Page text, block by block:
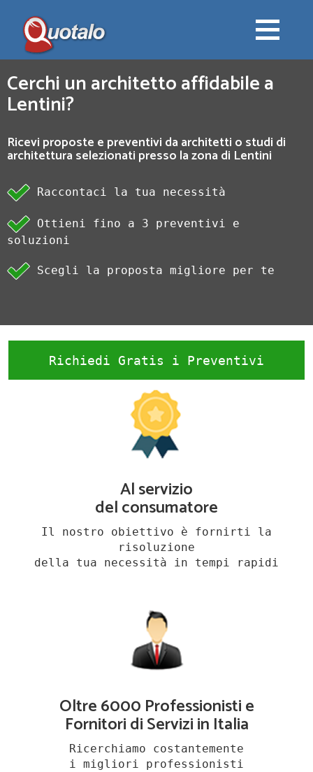
Cerchi un architetto affidabile a
Lentini?
Ricevi proposte e preventivi da architetti o studi di
architettura selezionati presso la zona di Lentini
Raccontaci la tua necessità
Ottieni fino a 3 preventivi e
soluzioni
Scegli la proposta migliore per te
Richiedi Gratis i Preventivi
Al servizio
del consumatore
Il nostro obiettivo è fornirti la
risoluzione
della tua necessità in tempi rapidi
Oltre 6000 Professionisti e
Fornitori di Servizi in Italia
Ricerchiamo costantemente
i migliori professionisti